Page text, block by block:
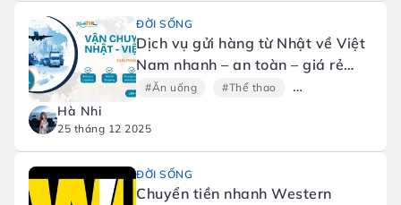
ĐỜI SỐNG
Dịch vụ gửi hàng từ Nhật về Việt
Nam nhanh – an toàn – giá rẻ
2025 | XanhTHL Logistics
#Ăn uống #Thể thao #Xem phim
Hà Nhi
25 tháng 12 2025
ĐỜI SỐNG
Chuyển tiền nhanh Western